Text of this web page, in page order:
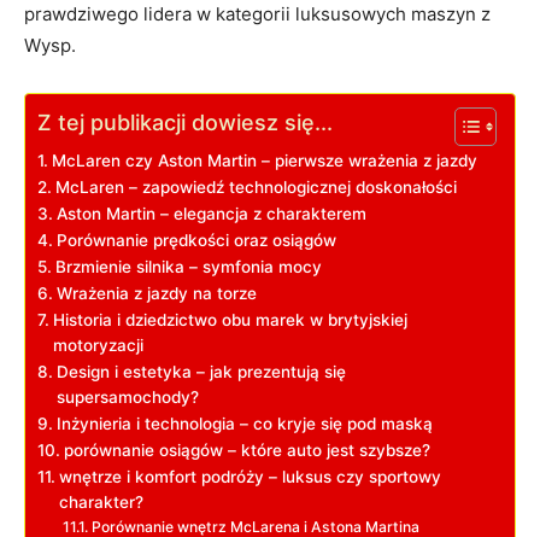
prawdziwego lidera w kategorii luksusowych maszyn z
Wysp.
Z tej publikacji dowiesz się...
McLaren czy Aston Martin – pierwsze wrażenia z jazdy
McLaren – zapowiedź technologicznej doskonałości
Aston Martin – elegancja z charakterem
Porównanie prędkości oraz osiągów
Brzmienie silnika – symfonia mocy
Wrażenia z jazdy na torze
Historia i dziedzictwo obu marek w brytyjskiej
motoryzacji
Design i estetyka – jak prezentują się
supersamochody?
Inżynieria i technologia – co kryje się pod maską
porównanie osiągów – które auto jest szybsze?
wnętrze i komfort podróży – luksus czy sportowy
charakter?
Porównanie wnętrz McLarena i Astona Martina